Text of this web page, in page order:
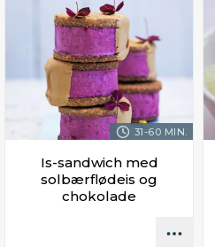
31-60 MIN.
Is-sandwich med
solbærflødeis og
chokolade